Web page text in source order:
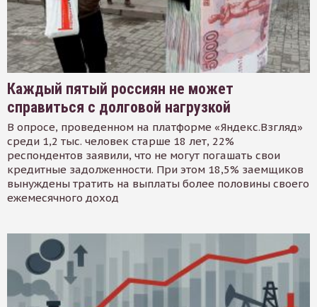
Каждый пятый россиян не может
справиться с долговой нагрузкой
В опросе, проведенном на платформе «Яндекс.Взгляд»
среди 1,2 тыс. человек старше 18 лет, 22%
респондентов заявили, что не могут погашать свои
кредитные задолженности. При этом 18,5% заемщиков
вынуждены тратить на выплаты более половины своего
ежемесячного доход